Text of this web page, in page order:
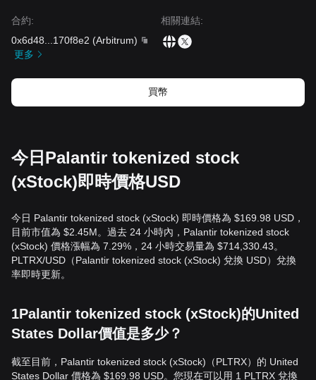
合約:
0x6d48
170f8e2 (Arbitrum)
更多
相關連結:
買幣
今日Palantir tokenized stock
(xStock)即時價格USD
今日 Palantir tokenized stock (xStock) 即時價格為 $169.98 USD，
目前市值為 $2.45M。過去 24 小時內，Palantir tokenized stock
(xStock) 價格漲幅為 7.29%，24 小時交易量為 $714,330.43。
PLTRX/USD（Palantir tokenized stock (xStock) 兌換 USD）兌換
率即時更新。
1Palantir tokenized stock (xStock)的United
States Dollar價值是多少？
截至目前，Palantir tokenized stock (xStock)（PLTRX）的 United
States Dollar 價格為 $169.98 USD。您現在可以用 1 PLTRX 兌換